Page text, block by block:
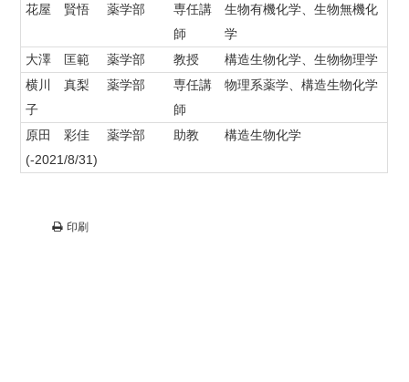
花屋 賢悟
薬学部
専任講
師
生物有機化学、生物無機化
学
大澤 匡範
薬学部 教授
構造生物化学、生物物理学
横川 真梨
子
薬学部
専任講
師
物理系薬学、構造生物化学
原田 彩佳
(-2021/8/31)
薬学部 助教 構造生物化学
印刷